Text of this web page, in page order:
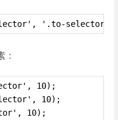
'.to-
：
10);
10);
10);